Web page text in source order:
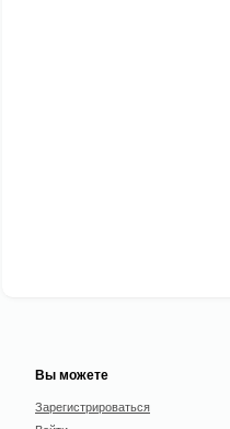
Вы можете
Зарегистрироваться